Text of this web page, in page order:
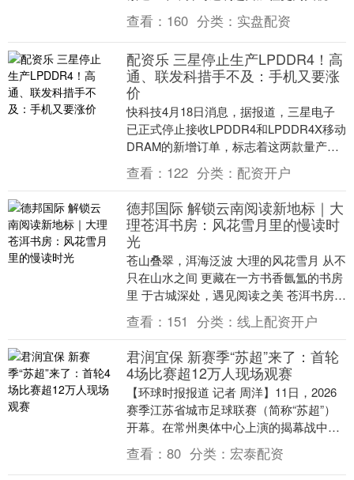
以保护区域内钢铁产业。 目前，欧盟钢铁
生产商产能利....
查看： 160 分类： 实盘配资
配资乐 三星停止生产LPDDR4！高
通、联发科措手不及：手机又要涨
价
快科技4月18日消息，据报道，三星电子
已正式停止接收LPDDR4和LPDDR4X移动
DRAM的新增订单，标志着这两款量产逾
十年的主流内存产品进入EOL（生命周
期....
查看： 122 分类： 配资开户
德邦国际 解锁云南阅读新地标｜大
理苍洱书房：风花雪月里的慢读时
光
苍山叠翠，洱海泛波 大理的风花雪月 从不
只在山水之间 更藏在一方书香氤氲的书房
里 于古城深处，遇见阅读之美 苍洱书房
位于大理古城复兴路292号 作为大理白族
自....
查看： 151 分类： 线上配资开户
君润宜保 新赛季“苏超”来了：首轮
4场比赛超12万人现场观赛
【环球时报报道 记者 周洋】11日，2026
赛季江苏省城市足球联赛（简称“苏超”）
开幕。在常州奥体中心上演的揭幕战中，
主场作战的常州队以3∶0爆冷战胜上届亚军
南....
查看： 80 分类： 宏泰配资